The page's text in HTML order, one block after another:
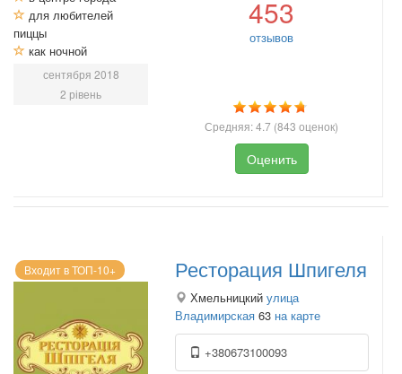
для любителей
пиццы
как ночной
сентября 2018
2 рівень
453
отзывов
Средняя:4.7 (843 оценок)
Оценить
Входит в ТОП-10+ Ресторация Шпигеля
Хмельницкий улица
Владимирская 63 на карте
+380673100093